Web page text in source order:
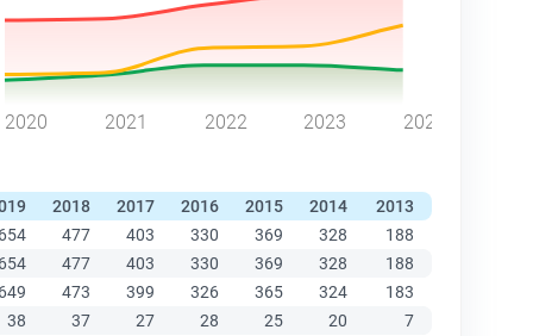
2020 2021 2022 2023 2024
2018 2017 2016 2015 2014 2013